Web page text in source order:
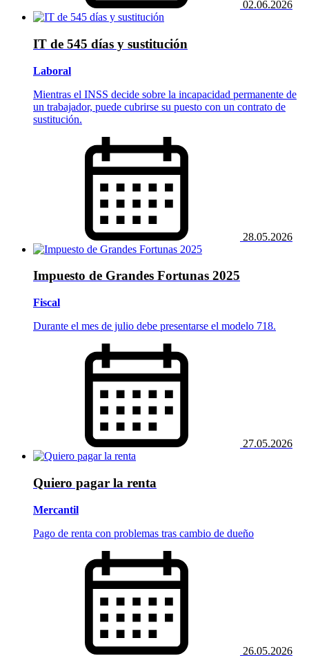
02.06.2026
IT de 545 días y sustitución
Laboral
Mientras el INSS decide sobre la incapacidad permanente de
un trabajador, puede cubrirse su puesto con un contrato de
sustitución.
28.05.2026
Impuesto de Grandes Fortunas 2025
Fiscal
Durante el mes de julio debe presentarse el modelo 718.
27.05.2026
Quiero pagar la renta
Mercantil
Pago de renta con problemas tras cambio de dueño
26.05.2026